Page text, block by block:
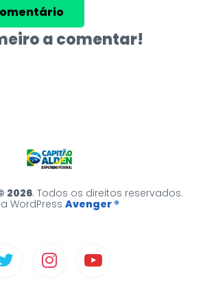
a comentar!
2026. Todos os direitos reservados.
WordPress Avenger ®